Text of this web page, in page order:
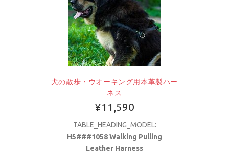
犬の散歩・ウオーキング用本革製ハー
ネス
¥11,590
TABLE_HEADING_MODEL:
H5###1058 Walking Pulling
Leather Harness